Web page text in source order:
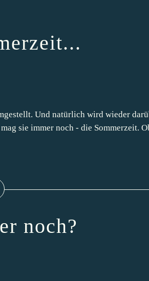
Und natürlich wird wieder
sie immer noch - die Sommerzeit.
noch?